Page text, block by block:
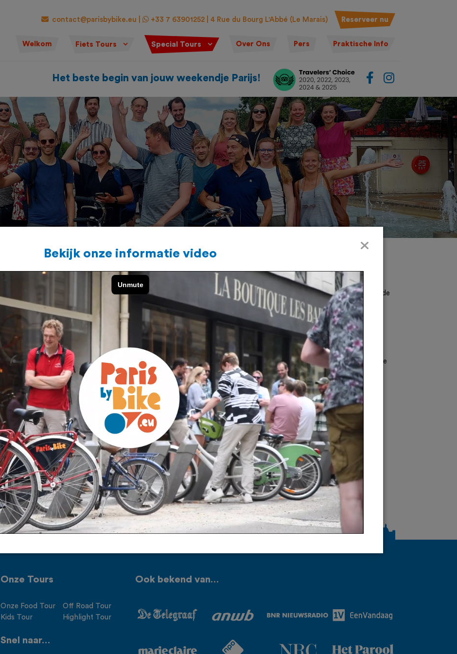
Bekijk onze informatie video
contact@parisbybike.eu | +33 7 63901252 | 4 Rue du Bourg L'Abbé (Le Marais) Reserveer nu
Welkom Fiets Tours Special Tours Over Ons Pers Praktische Info
Het beste begin van jouw weekendje Parijs!
Privé Tours voor familie en vriendengroepen
Wat is er nou leuker dan een meidenweekend, een reunie met de oude studievrienden, of de
trouwdag met de hele familie in Parijs te vieren?
Voor grotere gezelschappen bieden wij privé tours aan op de fiets, een unieke tour
afgestemd op jouw gelegenheid.
Samen met Britt en Yvonne kun je de vertrektijd, duur en route bespreken. We versieren de
fiets met alle plezier, of stoppen op verzoek voor een lekker wijntje of chique gebakje
Privé tours zijn te boeken buiten de schoolvakanties en drukke feestdagen.
Reserveer nu
Onze Tours
Onze Food Tour
Off Road Tour
Kids Tour
Highlight Tour
Snel naar…
Ook bekend van…